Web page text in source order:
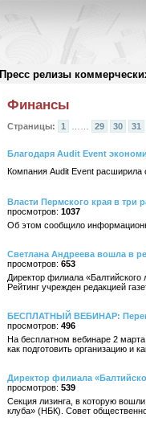
Пресс релизы
Архив пресс-релизов//
Финансы
Страницы: 1 29 30 31
Благодаря Audit Event
Компания Audit Event расширила
Власти Пермского края в три
1037
Об этом сообщило
Светлана Андреева вошла в
653
Директор филиала
Рейтинг учрежден редакцией
БЕСПЛАТНЫЙ ВЕБИНАР:
496
На бесплатном вебинаре 2
как подготовить организацию и
Директор филиала
539
Секция лизинга, в которую
клуба» (НБК). Совет